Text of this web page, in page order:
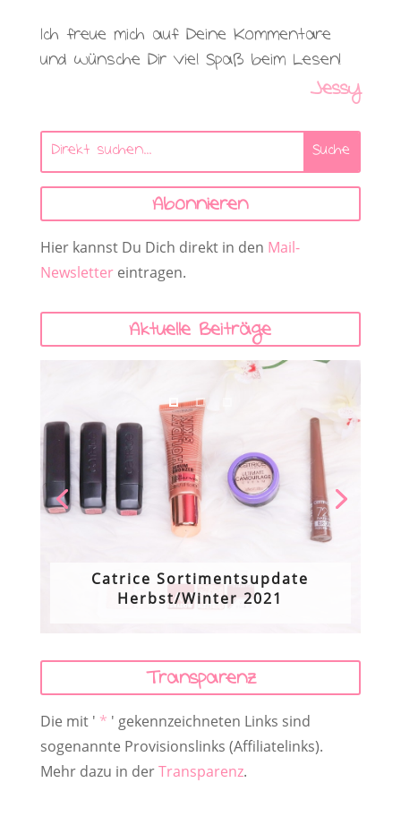
Ich freue mich auf Deine Kommentare
und wünsche Dir viel Spaß beim Lesen!
Jessy
Abonnieren
Hier kannst Du Dich direkt in den Mail-
Newslettereintragen.
Aktuelle Beiträge
Catrice Sortimentsupdate
Herbst/Winter 2021
Transparenz
Die mit ' * ' gekennzeichneten Links sind
sogenannte Provisionslinks (Affiliatelinks).
Mehr dazu in derTransparenz.